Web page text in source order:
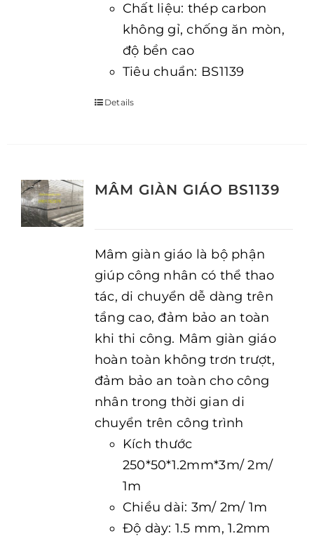
Chất liệu: thép carbon
không gỉ, chống ăn mòn,
độ bền cao
Tiêu chuẩn: BS1139
Details
MÂM GIÀN GIÁO BS1139
Mâm giàn giáo là bộ phận
giúp công nhân có thể thao
tác, di chuyển dễ dàng trên
tầng cao, đảm bảo an toàn
khi thi công. Mâm giàn giáo
hoàn toàn không trơn trượt,
đảm bảo an toàn cho công
nhân trong thời gian di
chuyển trên công trình
Kích thước
250*50*1.2mm*3m/ 2m/
1m
Chiều dài: 3m/ 2m/ 1m
Độ dày: 1.5 mm, 1.2mm